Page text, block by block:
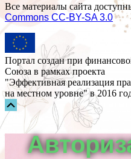
Все материалы сайта
Commons СС-BY-SA 3.0
Портал создан при
Союза в рамках проекта
"Эффективная реализация
на местном уровне" в 2016
Прокрутка
вверх